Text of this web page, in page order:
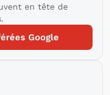
en tête de
Google